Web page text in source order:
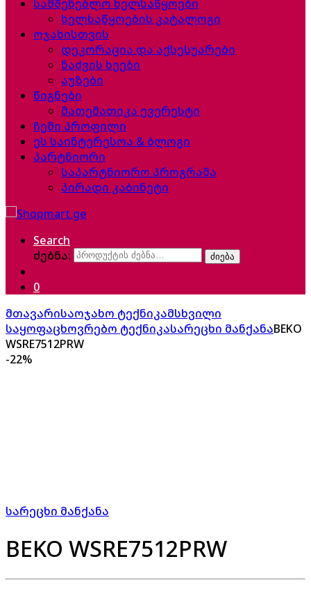
სამშენებლო ხელსაწყოები
ხელსაწყოების კატალოგი
ოჯახისთვის
დეკორაცია და აქსესუარები
ნაძვის ხეები
აუზები
წიგნები
მათემათიკა ევერესტი
ჩემი პროფილი
ეს საინტერესოა & ბლოგი
პარტნიორი
საპარტნიორო პროგრამა
პირადი კაბინეტი
Search
ძებნა:
ძიება
0
მთავარისაოჯახო ტექნიკამსხვილი
საყოფაცხოვრებო ტექნიკასარეცხი მანქანაBEKO
WSRE7512PRW
-22%
სარეცხი მანქანა
BEKO WSRE7512PRW